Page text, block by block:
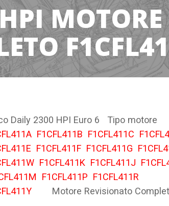
Daily 2300 HPI Euro 6 Tipo motore
F1CFL411B F1CFL411C
F1CFL411F F1CFL411G
F1CFL411K F1CFL411J
F1CFL411P F1CFL411R
Motore Revisionato